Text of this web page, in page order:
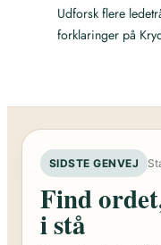
Udforsk flere
forklaringer på
SIDSTE GENVEJ
Find
i stå